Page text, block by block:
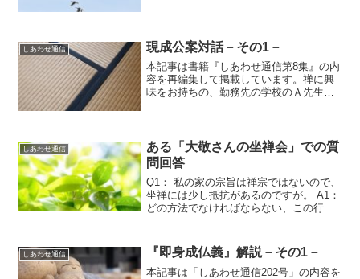
たに起こることは、す...
しあわせ通信 現成公案対話－その1－
本記事は書籍『しあわせ通信第8集』の内
容を再編集して掲載しています。禅に興
味をお持ちの、勤務先の学校のＡ先生と
自分でも坐禅したり、生...
しあわせ通信
ある「大敬さんの坐禅会」での質
問回答
Q1： 私の家の宗旨は禅宗ではないので、
坐禅には少し抵抗があるのですが。 A1：
どの方法でなければならない、この行法
教や信頼できる師の教えを信じて実践す
ればいいのです。...
しあわせ通信 『即身成仏義』解説－その1－
本記事は「しあわせ通信202号」の内容を